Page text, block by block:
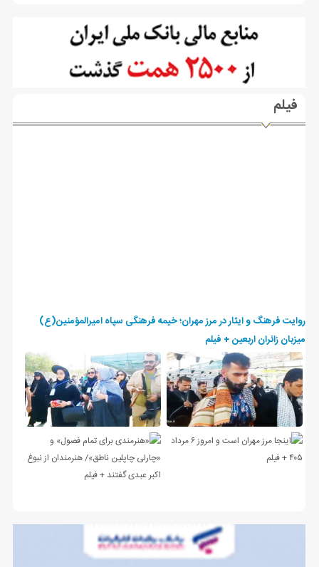
فیلم
روایت فرهنگ و ایثار در مرز مهران؛ خیمه فرهنگی سپاه امیرالمؤمنین(ع)
میزبان زائران اربعین + فیلم